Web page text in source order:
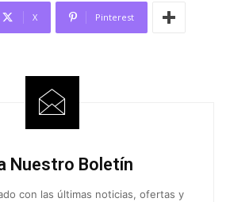
X Pinterest
Nuestro Boletín
con las últimas noticias, ofertas y